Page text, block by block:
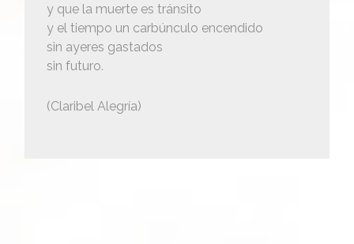
y que la muerte es tránsito
y el tiempo un carbúnculo encendido
sin ayeres gastados
sin futuro.
(Claribel Alegría)